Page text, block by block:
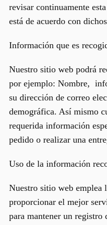
revisar continuamente
está de acuerdo con
Información que es
Nuestro sitio web podrá
por ejemplo: Nombre,
su dirección de correo
demográfica. Así mismo
requerida información
pedido o realizar una
Uso de la información
Nuestro sitio web
proporcionar el mejor
para mantener un registro